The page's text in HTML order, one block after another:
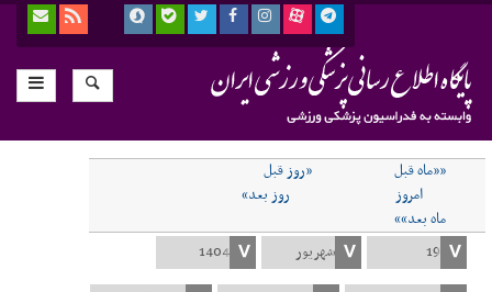
««ماه قبل
«روز قبل
امروز
روز بعد»
ماه بعد»»